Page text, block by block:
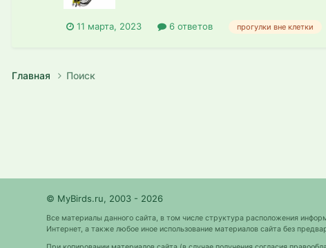
11 марта, 2023 6 ответов прогулки вне клетки
Главная Поиск
© MyBirds.ru, 2003 - 2026
Все материалы данного сайта, в том числе структура расположения
Интернет, а также любое иное использование материалов сайта без